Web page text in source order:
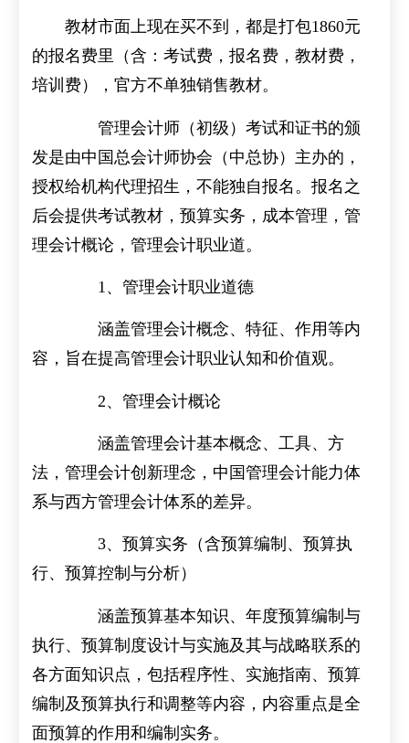
教材市面上现在买不到，都是打包1860元
的报名费里（含：考试费，报名费，教材费，
培训费），官方不单独销售教材。
管理会计师（初级）考试和证书的颁
发是由中国总会计师协会（中总协）主办的，
授权给机构代理招生，不能独自报名。报名之
后会提供考试教材，预算实务，成本管理，管
理会计概论，管理会计职业道。
1、管理会计职业道德
涵盖管理会计概念、特征、作用等内
容，旨在提高管理会计职业认知和价值观。
2、管理会计概论
涵盖管理会计基本概念、工具、方
法，管理会计创新理念，中国管理会计能力体
系与西方管理会计体系的差异。
3、预算实务（含预算编制、预算执
行、预算控制与分析）
涵盖预算基本知识、年度预算编制与
执行、预算制度设计与实施及其与战略联系的
各方面知识点，包括程序性、实施指南、预算
编制及预算执行和调整等内容，内容重点是全
面预算的作用和编制实务。